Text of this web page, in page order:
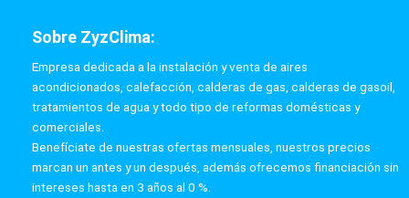
Sobre ZyzClima:
Empresa dedicada a la instalación y venta de aires
acondicionados, calefacción, calderas de gas, calderas de gasoil,
tratamientos de agua y todo tipo de reformas domésticas y
comerciales.
Benefíciate de nuestras ofertas mensuales, nuestros precios
marcan un antes y un después, además ofrecemos financiación sin
intereses hasta en 3 años al 0 %.